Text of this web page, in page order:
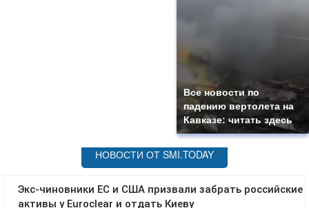
Все новости по
падению вертолета на
Кавказе: читать здесь